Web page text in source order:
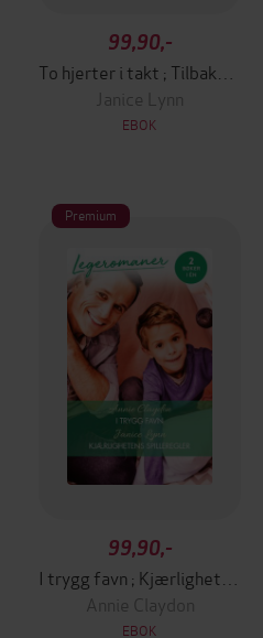
99,90,-
Janice Lynn
EBOK
Premium
99,90,-
Annie Claydon
EBOK